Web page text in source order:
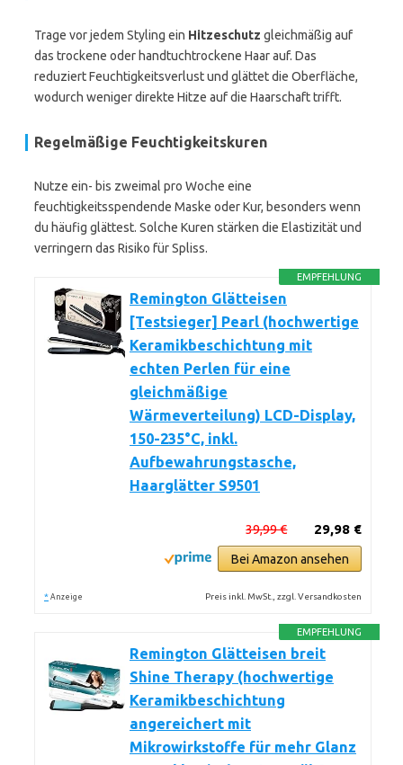
Trage vor jedem Styling ein Hitzeschutz gleichmäßig auf
das trockene oder handtuchtrockene Haar auf. Das
reduziert Feuchtigkeitsverlust und glättet die Oberfläche,
wodurch weniger direkte Hitze auf die Haarschaft trifft.
Regelmäßige Feuchtigkeitskuren
Nutze ein- bis zweimal pro Woche eine
feuchtigkeitsspendende Maske oder Kur, besonders wenn
du häufig glättest. Solche Kuren stärken die Elastizität und
verringern das Risiko für Spliss.
EMPFEHLUNG
Remington Glätteisen
[Testsieger] Pearl (hochwertige
Keramikbeschichtung mit
echten Perlen für eine
gleichmäßige
Wärmeverteilung) LCD-Display,
150-235°C, inkl.
Aufbewahrungstasche,
Haarglätter S9501
29,98 €
39,99 €
Bei Amazon ansehen
* Anzeige Preis inkl. MwSt., zzgl. Versandkosten
EMPFEHLUNG
Remington Glätteisen breit
Shine Therapy (hochwertige
Keramikbeschichtung
angereichert mit
Mikrowirkstoffe für mehr Glanz